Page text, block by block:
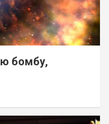
бомбу,